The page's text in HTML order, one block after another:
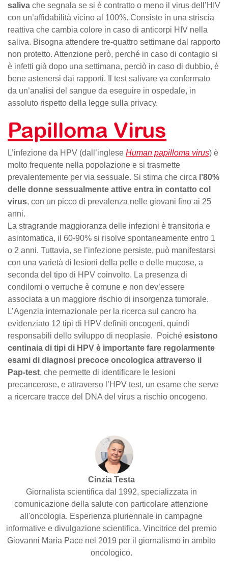
saliva che segnala se si è contratto o meno il virus dell’HIV
con un’affidabilità vicino al 100%. Consiste in una striscia
reattiva che cambia colore in caso di anticorpi HIV nella
saliva. Bisogna attendere tre-quattro settimane dal rapporto
non protetto. Attenzione però, perché in caso di contagio si
è infetti già dopo una settimana, perciò in caso di dubbio, è
bene astenersi dai rapporti. Il test salivare va confermato
da un’analisi del sangue da eseguire in ospedale, in
assoluto rispetto della legge sulla privacy.
Papilloma Virus
L’infezione da HPV (dall’inglese Human papilloma virus) è
molto frequente nella popolazione e si trasmette
prevalentemente per via sessuale. Si stima che circa l’80%
delle donne sessualmente attive entra in contatto col
virus, con un picco di prevalenza nelle giovani fino ai 25
anni.
La stragrande maggioranza delle infezioni è transitoria e
asintomatica, il 60-90% si risolve spontaneamente entro 1
o 2 anni. Tuttavia, se l’infezione persiste, può manifestarsi
con una varietà di lesioni della pelle e delle mucose, a
seconda del tipo di HPV coinvolto. La presenza di
condilomi o verruche è comune e non dev’essere
associata a un maggiore rischio di insorgenza tumorale.
L’Agenzia internazionale per la ricerca sul cancro ha
evidenziato 12 tipi di HPV definiti oncogeni, quindi
responsabili dello sviluppo di neoplasie. Poiché esistono
centinaia di tipi di HPV è importante fare regolarmente
esami di diagnosi precoce oncologica attraverso il
Pap-test, che permette di identificare le lesioni
precancerose, e attraverso l’HPV test, un esame che serve
a ricercare tracce del DNA del virus a rischio oncogeno.
Cinzia Testa
Giornalista scientifica dal 1992, specializzata in
comunicazione della salute con particolare attenzione
all'oncologia. Esperienza pluriennale in campagne
informative e divulgazione scientifica. Vincitrice del premio
Giovanni Maria Pace nel 2019 per il giornalismo in ambito
oncologico.